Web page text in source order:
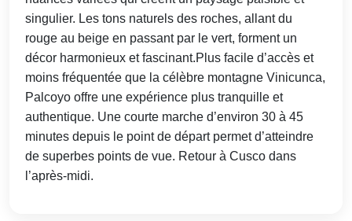
singulier. Les tons naturels des roches, allant du
rouge au beige en passant par le vert, forment un
décor harmonieux et fascinant.Plus facile d’accès et
moins fréquentée que la célèbre montagne Vinicunca,
Palcoyo offre une expérience plus tranquille et
authentique. Une courte marche d’environ 30 à 45
minutes depuis le point de départ permet d’atteindre
de superbes points de vue. Retour à Cusco dans
l’après-midi.